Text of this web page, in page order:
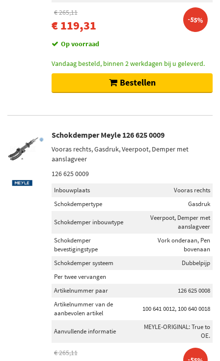
€ 265,11
€ 119,31 -55%
Op voorraad
Vandaag besteld, binnen 2 werkdagen bij u geleverd.
Bestellen
Schokdemper Meyle 126 625 0009
Vooras rechts, Gasdruk, Veerpoot, Demper met
aanslagveer
126 625 0009
Inbouwplaats
Vooras rechts
Schokdempertype
Gasdruk
Schokdemper inbouwtype
Veerpoot, Demper met
aanslagveer
Schokdemper
bevestigingstype
Vork onderaan, Pen
bovenaan
Schokdemper systeem
Dubbelpijp
Per twee vervangen
Artikelnummer paar
126 625 0008
Artikelnummer van de
aanbevolen artikel
100 641 0012, 100 640 0018
Aanvullende informatie
MEYLE-ORIGINAL: True to
OE.
€ 265,11